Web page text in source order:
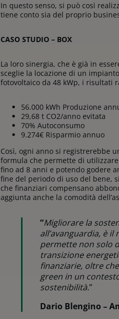
In questo senso, si può così
tiene conto sia del proprio
CASO STUDIO – BOX
La loro sinergia, che è già in
sceglie la locazione di un
fotovoltaico da 48 kWp, i risultati
56.000 kWh Produzione
29,68 t CO2/anno evitata
70% Autoconsumo
9.274€ Risparmio annuo
Così, ogni anno si registrerebbe
formula che permette di
fino ad 8 anni e potendo godere
fine del periodo di uso del bene,
che finanziari compensano
aggiunta anche la comodità
“Migliorare la
all’avanguardia, è
permette non solo
transizione
finanziarie, oltre
green in un
sostenibilità.”
Dario Blengino –